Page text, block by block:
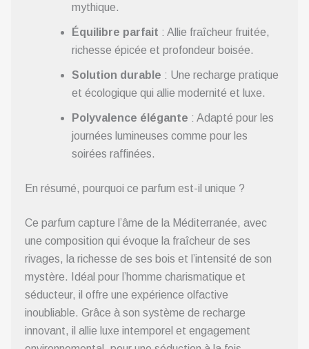
mythique.
Équilibre parfait : Allie fraîcheur fruitée,
richesse épicée et profondeur boisée.
Solution durable : Une recharge pratique
et écologique qui allie modernité et luxe.
Polyvalence élégante : Adapté pour les
journées lumineuses comme pour les
soirées raffinées.
En résumé, pourquoi ce parfum est-il unique ?
Ce parfum capture l’âme de la Méditerranée, avec
une composition qui évoque la fraîcheur de ses
rivages, la richesse de ses bois et l’intensité de son
mystère. Idéal pour l’homme charismatique et
séducteur, il offre une expérience olfactive
inoubliable. Grâce à son système de recharge
innovant, il allie luxe intemporel et engagement